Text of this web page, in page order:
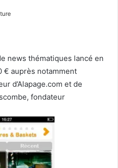
news thématiques lancé en
€ auprès notamment
d’Alapage.com et de
fondateur